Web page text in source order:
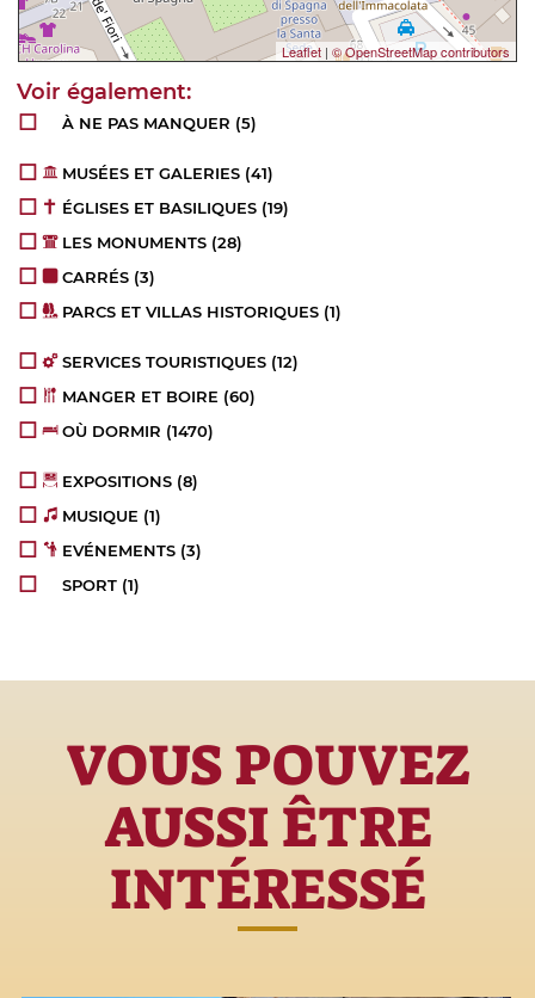
Leaflet | © OpenStreetMap contributors
À NE PAS MANQUER (5)
MUSÉES ET GALERIES (41)
ÉGLISES ET BASILIQUES (19)
LES MONUMENTS (28)
CARRÉS (3)
PARCS ET VILLAS HISTORIQUES (1)
SERVICES TOURISTIQUES (12)
MANGER ET BOIRE (60)
OÙ DORMIR (1470)
EXPOSITIONS (8)
MUSIQUE (1)
EVÉNEMENTS (3)
SPORT (1)
VOUS POUVEZ
AUSSI ÊTRE
INTÉRESSÉ